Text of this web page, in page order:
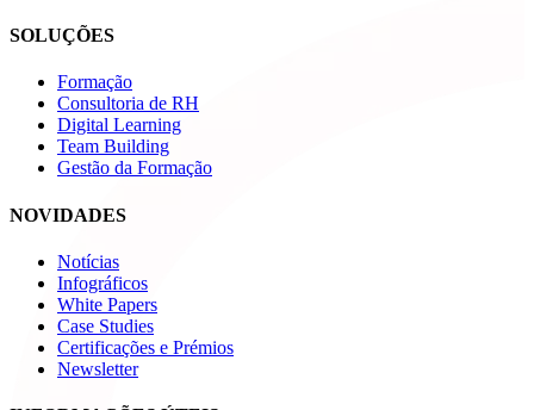
SOLUÇÕES
Formação
Consultoria de RH
Digital Learning
Team Building
Gestão da Formação
NOVIDADES
Notícias
Infográficos
White Papers
Case Studies
Certificações e Prémios
Newsletter